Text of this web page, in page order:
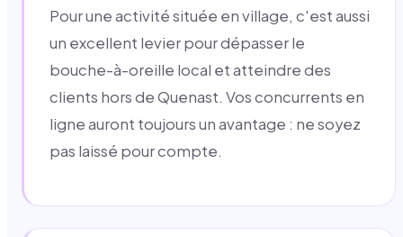
Pour une activité située en village, c'est aussi
un excellent levier pour dépasser le
bouche-à-oreille local et atteindre des
clients hors de Quenast. Vos concurrents en
ligne auront toujours un avantage : ne soyez
pas laissé pour compte.